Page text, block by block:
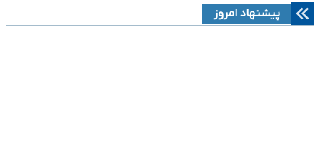
پیشنهاد امروز